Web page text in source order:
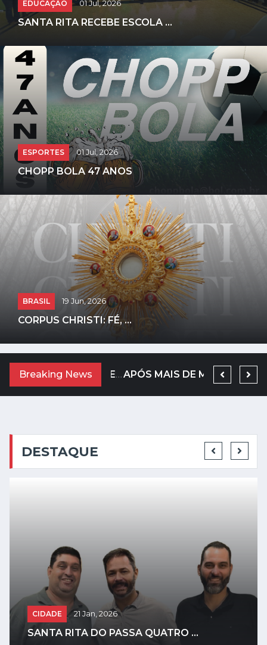
EDUCAÇÃO 01 Jul, 2026
SANTA RITA RECEBE ESCOLA ...
ESPORTES 01 Jul, 2026
CHOPP BOLA 47 ANOS
BRASIL 19 Jun, 2026
CORPUS CHRISTI: FÉ, ...
Breaking News APÓS MAIS DE MEIO SÉCULO ACOMPANHANDO A HISTÓRIA DE SANTA RITA DO PASSA QUATRO PELAS PÁGINAS DO ...
DESTAQUE
CIDADE 21 Jan, 2026
SANTA RITA DO PASSA QUATRO ...